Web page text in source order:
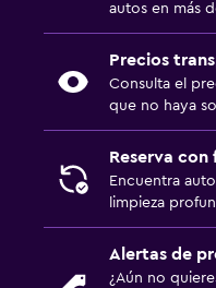
autos en más
Precios
Consulta el
que no haya
Reserva con
Encuentra
limpieza
Alertas de
¿Aún no